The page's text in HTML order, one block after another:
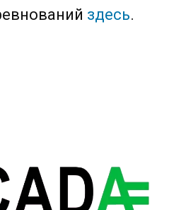
здесь.